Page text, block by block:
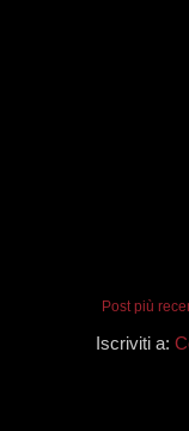
Post più
Iscriviti a: